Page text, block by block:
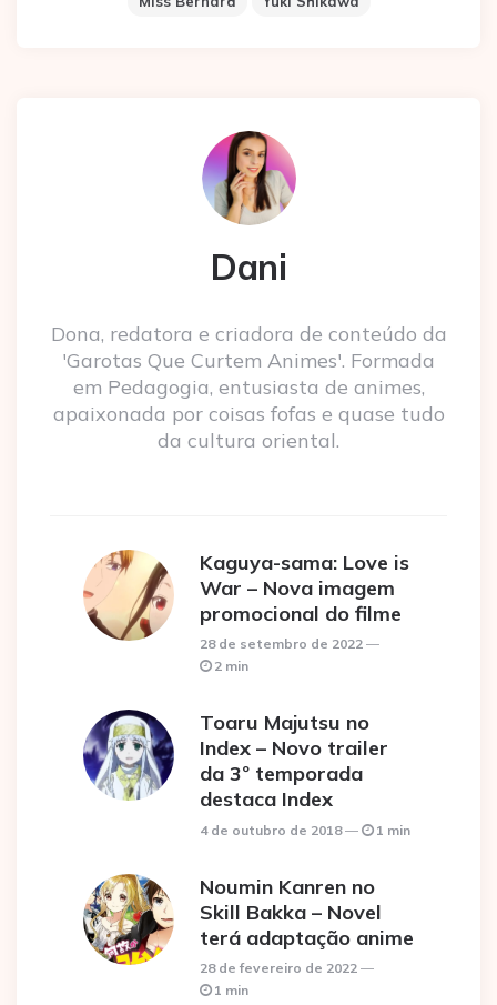
Dani
Dona, redatora e criadora de conteúdo da
'Garotas Que Curtem Animes'. Formada
em Pedagogia, entusiasta de animes,
apaixonada por coisas fofas e quase tudo
da cultura oriental.
Kaguya-sama: Love is
War – Nova imagem
promocional do filme
28 de setembro de 2022
2 min
Toaru Majutsu no
Index – Novo trailer
da 3º temporada
destaca Index
4 de outubro de 2018 1 min
Noumin Kanren no
Skill Bakka – Novel
terá adaptação anime
28 de fevereiro de 2022
1 min